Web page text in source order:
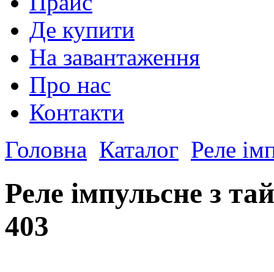
Де купити
На завантаження
Про нас
Контакти
Головна Каталог Реле
Реле імпульсне з
403